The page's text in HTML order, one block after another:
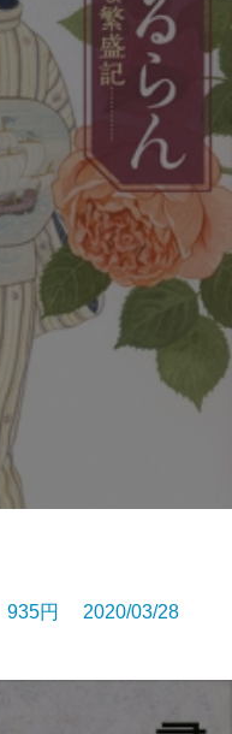
円 2020/03/28